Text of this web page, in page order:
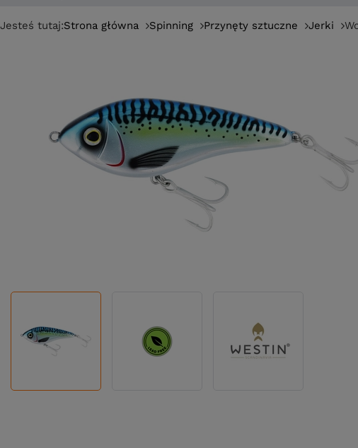
Jesteś tutaj:Strona główna Spinning Przynęty sztuczne Jerki